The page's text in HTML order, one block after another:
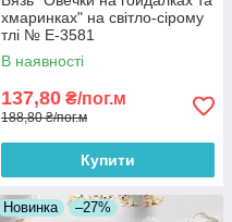
хмаринках" на світло-сірому
тлі № Е-3581
В наявності
137,80 ₴/пог.м
188,80 ₴/пог.м
Купити
Новинка –27%